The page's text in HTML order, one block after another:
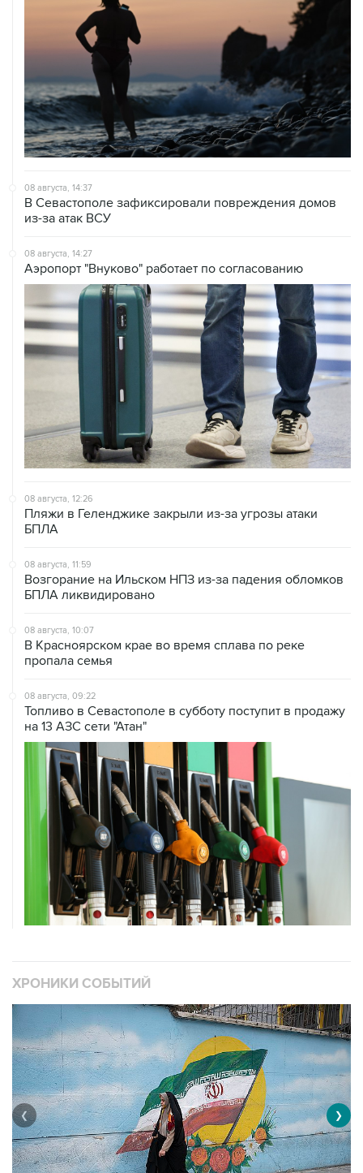
08 августа, 14:37
В Севастополе зафиксировали повреждения домов
из-за атак ВСУ
08 августа, 14:27
Аэропорт "Внуково" работает по согласованию
08 августа, 12:26
Пляжи в Геленджике закрыли из-за угрозы атаки
БПЛА
08 августа, 11:59
Возгорание на Ильском НПЗ из-за падения обломков
БПЛА ликвидировано
08 августа, 10:07
В Красноярском крае во время сплава по реке
пропала семья
08 августа, 09:22
Топливо в Севастополе в субботу поступит в продажу
на 13 АЗС сети "Атан"
ХРОНИКИ СОБЫТИЙ
❮ ❯